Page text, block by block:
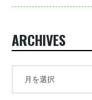
ARCHIVES